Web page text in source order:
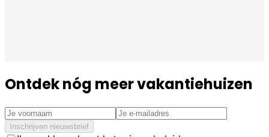
Ontdek nóg meer vakantiehuizen
Inschrijven nieuwsbrief